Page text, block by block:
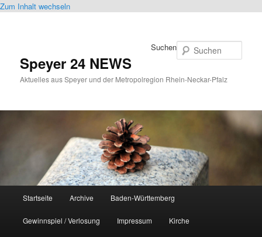
Zum Inhalt wechseln
Speyer 24 NEWS
Aktuelles aus Speyer und der Metropolregion Rhein-Neckar-Pfalz
Suchen
Startseite Archive Baden-Württemberg
Gewinnspiel / Verlosung Impressum Kirche